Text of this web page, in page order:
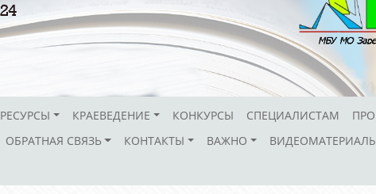
РЕСУРСЫ КРАЕВЕДЕНИЕ КОНКУРСЫ СПЕЦИАЛИСТАМ
ОБРАТНАЯ СВЯЗЬ КОНТАКТЫ ВАЖНО